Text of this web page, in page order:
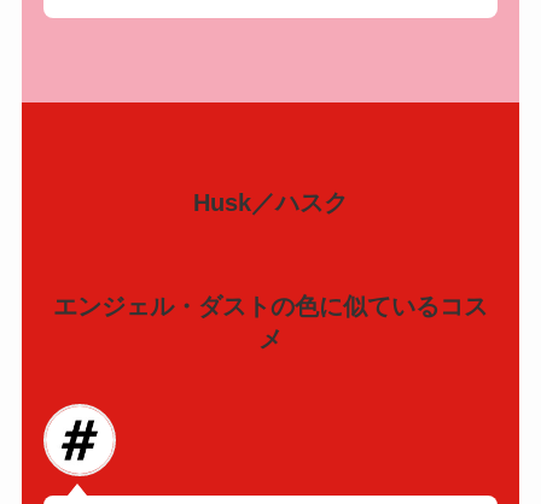
Husk／ハスク
エンジェル・ダストの色に似ているコス
メ